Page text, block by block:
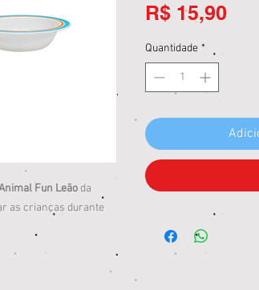
Fun Leão da
as crianças durante
R$ 15,90
Quantidade *